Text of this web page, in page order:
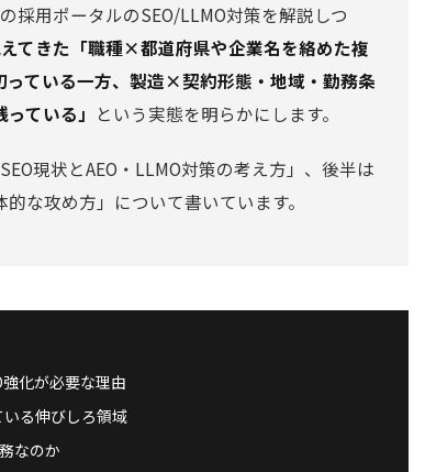
採用ポータルのSEO/LLMO対策を解説しつ
てきた「職種×都道府県や企業名を絡めた複
っている一方、製造×契約形態・地域・勤務条
ている」 という実態を明らかにします。
現状とAEO・LLMO対策の考え方」、後半は
な攻め方」について書いています。
化が必要な理由
る伸びしろ領域
なのか